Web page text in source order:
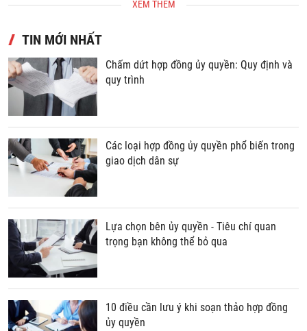
XEM THÊM
TIN MỚI NHẤT
Chấm dứt hợp đồng ủy quyền: Quy định và
quy trình
Các loại hợp đồng ủy quyền phổ biến trong
giao dịch dân sự
Lựa chọn bên ủy quyền - Tiêu chí quan
trọng bạn không thể bỏ qua
10 điều cần lưu ý khi soạn thảo hợp đồng
ủy quyền